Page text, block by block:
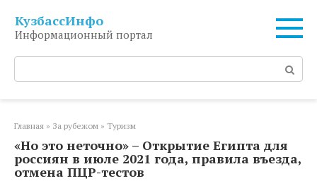
контенту
КузбассИнфо
Информационный портал
Поиск:
Главная » За рубежом » Туризм
«Но это неточно» – Открытие Египта для
россиян в июле 2021 года, правила въезда,
отмена ПЦР-тестов